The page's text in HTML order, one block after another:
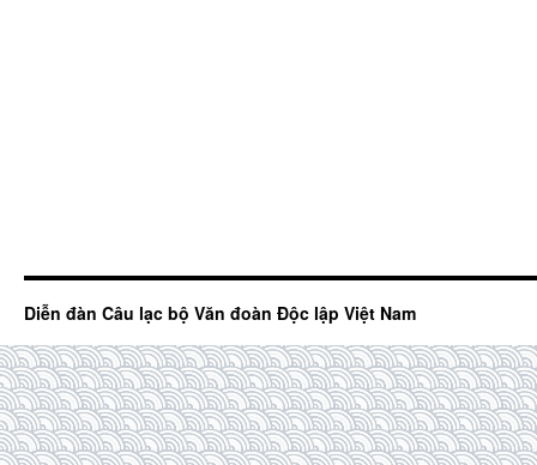
Diễn đàn Câu lạc bộ Văn đoàn Độc lập Việt Nam